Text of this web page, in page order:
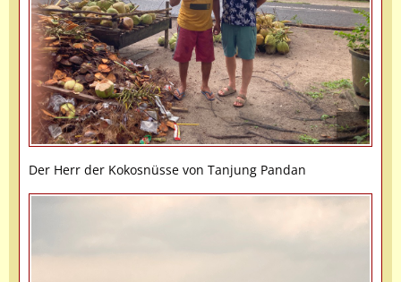
Der Herr der Kokosnüsse von Tanjung Pandan